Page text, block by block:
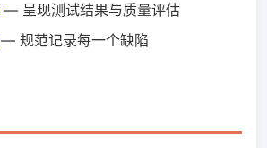
— 呈现测试结果与质量评估
— 规范记录每一个缺陷